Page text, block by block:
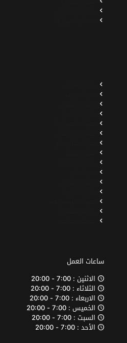
ساعات العمل
الاثنين : 7:00 - 20:00
الثلاثاء : 7:00 - 20:00
الاربعاء : 7:00 - 20:00
الخميس : 7:00 - 20:00
السبت : 7:00 - 20:00
الأحد : 7:00 - 20:00